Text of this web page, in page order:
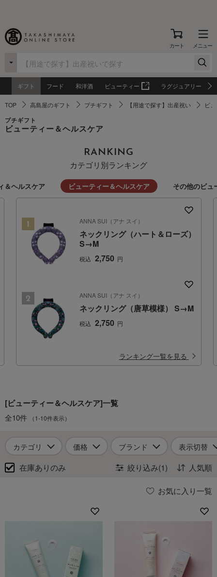
カート メニュー
ギフト フード 和洋酒 ビューティー ラグジュアリー
TOP 高島屋のギフト プチギフト 【用途で探す】出産祝い ビ
プチギフト
ビューティー＆ヘルスケア
RANKING
カテゴリ別ランキング
＆ヘルスケア ビューティー＆ヘルスケア その他のビュ
ANNA SUI（アナ スイ）
ネックリング（ハート＆ローズ）
S→M
税込 2,750 円
ANNA SUI（アナ スイ）
ネックリング（唐草模様） S→M
税込 2,750 円
ランキング一覧を見る
[ビューティー＆ヘルスケア]一覧
全10件 （1-10件表示）
カテゴリ 価格 ブランド 表示切替
在庫ありのみ 絞り込み(1) 人気順
お気に入り一覧